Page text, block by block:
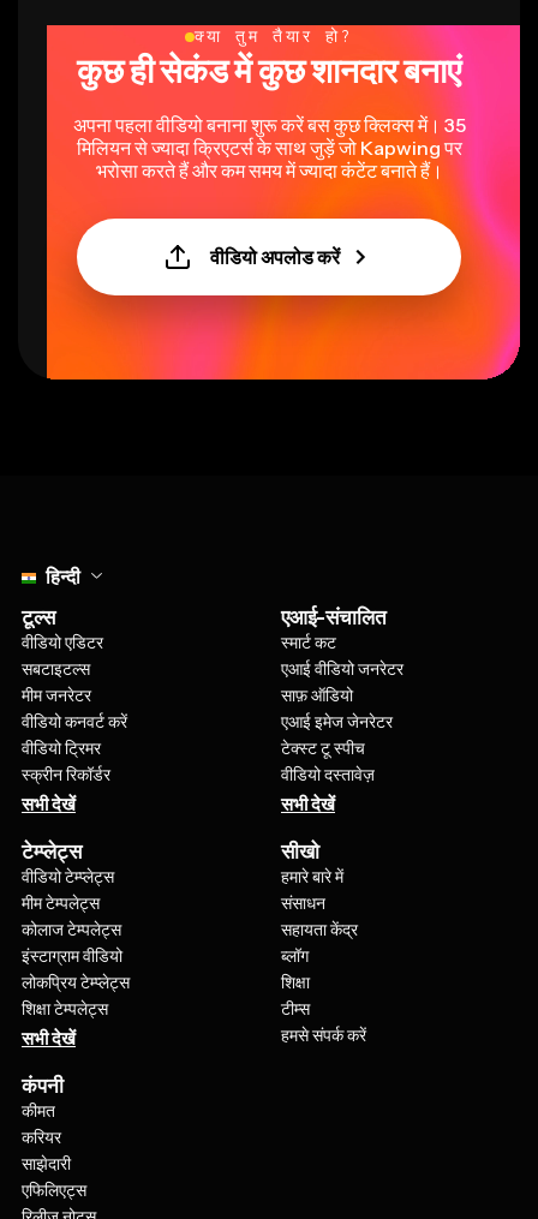
क्या तुम तैयार हो?
कुछ ही सेकंड में कुछ शानदार बनाएं
अपना पहला वीडियो बनाना शुरू करें बस कुछ क्लिक्स में। 35
मिलियन से ज्यादा क्रिएटर्स के साथ जुड़ें जो Kapwing पर
भरोसा करते हैं और कम समय में ज्यादा कंटेंट बनाते हैं।
वीडियो अपलोड करें
हिन्दी
टूल्स
वीडियो एडिटर
सबटाइटल्स
मीम जनरेटर
वीडियो कनवर्ट करें
वीडियो ट्रिमर
स्क्रीन रिकॉर्डर
सभी देखें
एआई-संचालित
स्मार्ट कट
एआई वीडियो जनरेटर
साफ़ ऑडियो
एआई इमेज जेनरेटर
टेक्स्ट टू स्पीच
वीडियो दस्तावेज़
सभी देखें
टेम्प्लेट्स
वीडियो टेम्प्लेट्स
मीम टेम्पलेट्स
कोलाज टेम्पलेट्स
इंस्टाग्राम वीडियो
लोकप्रिय टेम्प्लेट्स
शिक्षा टेम्पलेट्स
सभी देखें
सीखो
हमारे बारे में
संसाधन
सहायता केंद्र
ब्लॉग
शिक्षा
टीम्स
हमसे संपर्क करें
कंपनी
कीमत
करियर
साझेदारी
एफिलिएट्स